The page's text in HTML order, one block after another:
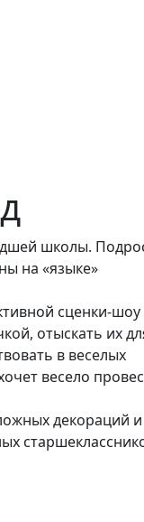
школы.
на «языке»
сценки-шоу
отыскать их
в веселых
весело
декораций и